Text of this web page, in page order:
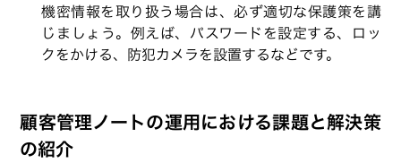
機密情報を取り扱う場合は、必ず適切な保護策を講
じましょう。例えば、パスワードを設定する、ロッ
クをかける、防犯カメラを設置するなどです。
顧客管理ノートの運用における課題と解決策
の紹介